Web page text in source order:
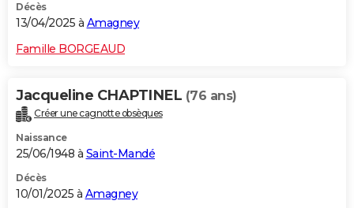
Décès
13/04/2025 à Amagney
Famille BORGEAUD
Jacqueline CHAPTINEL (76 ans)
Créer une cagnotte obsèques
Naissance
25/06/1948 à Saint-Mandé
Décès
10/01/2025 à Amagney